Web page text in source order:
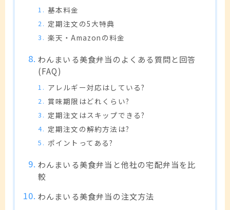
基本料金
定期注文の5大特典
楽天・Amazonの料金
わんまいる美食弁当のよくある質問と回答
(FAQ)
アレルギー対応はしている?
賞味期限はどれくらい?
定期注文はスキップできる?
定期注文の解約方法は?
ポイントってある?
わんまいる美食弁当と他社の宅配弁当を比
較
わんまいる美食弁当の注文方法